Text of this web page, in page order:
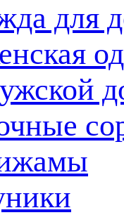
для